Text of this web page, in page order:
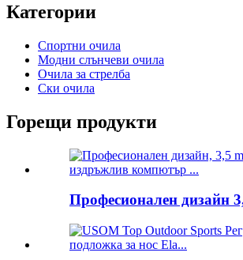
Категории
Спортни очила
Модни слънчеви очила
Очила за стрелба
Ски очила
Горещи продукти
Професионален дизайн